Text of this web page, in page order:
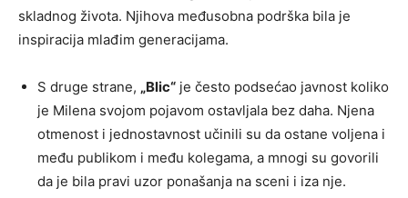
skladnog života. Njihova međusobna podrška bila je
inspiracija mlađim generacijama.
S druge strane, „Blic“ je često podsećao javnost koliko
je Milena svojom pojavom ostavljala bez daha. Njena
otmenost i jednostavnost učinili su da ostane voljena i
među publikom i među kolegama, a mnogi su govorili
da je bila pravi uzor ponašanja na sceni i iza nje.